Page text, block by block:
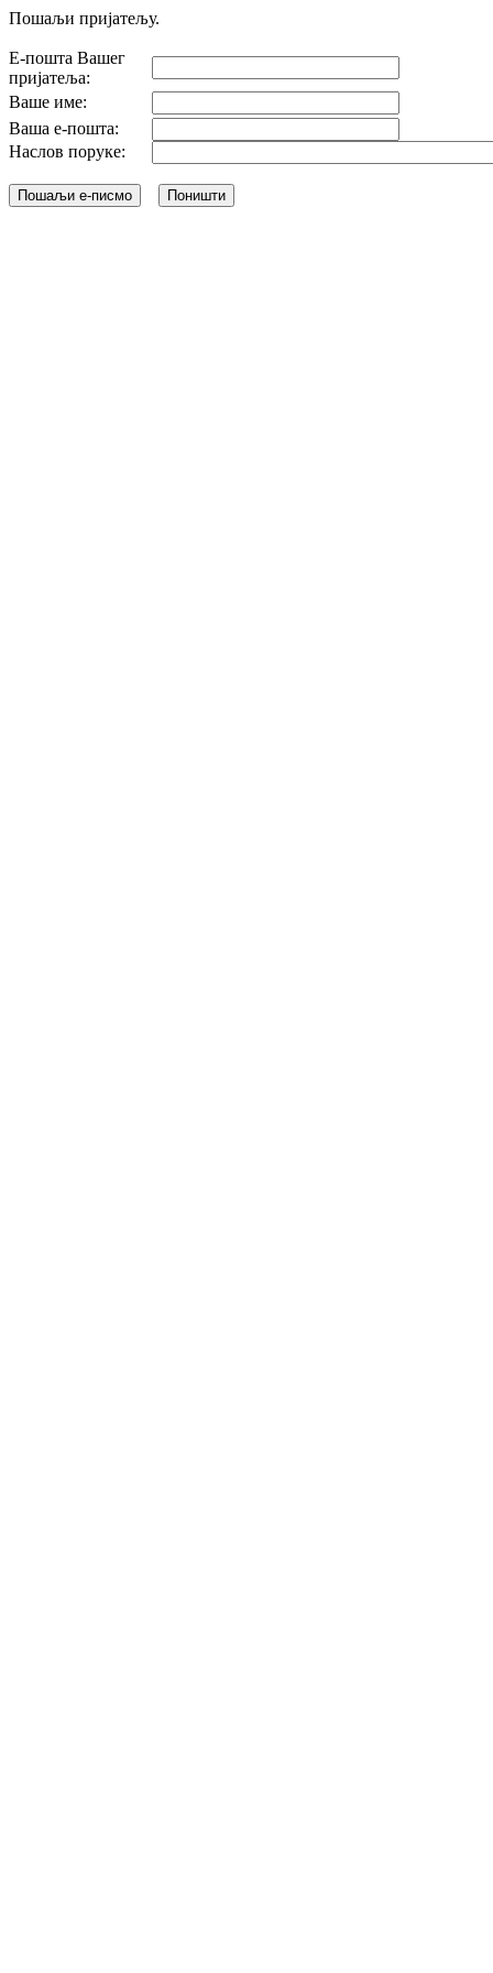
Пошаљи пријатељу.
Е-пошта Вашег
пријатеља:
Ваше име:
Ваша е-пошта:
Наслов поруке: